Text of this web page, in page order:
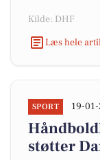
Kilde: DHF
Læs hele
SPORT 19-
støtter